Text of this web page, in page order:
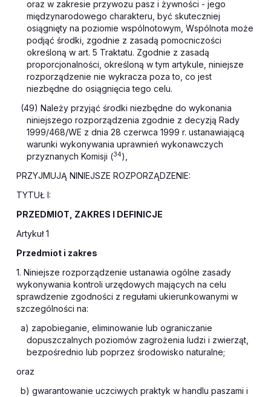
oraz w zakresie przywozu pasz i żywności - jego
międzynarodowego charakteru, być skuteczniej
osiągnięty na poziomie wspólnotowym, Wspólnota może
podjąć środki, zgodnie z zasadą pomocniczości
określoną w art. 5 Traktatu. Zgodnie z zasadą
proporcjonalności, określoną w tym artykule, niniejsze
rozporządzenie nie wykracza poza to, co jest
niezbędne do osiągnięcia tego celu.
(49) Należy przyjąć środki niezbędne do wykonania
niniejszego rozporządzenia zgodnie z decyzją Rady
1999/468/WE z dnia 28 czerwca 1999 r. ustanawiającą
warunki wykonywania uprawnień wykonawczych
przyznanych Komisji (34),
PRZYJMUJĄ NINIEJSZE ROZPORZĄDZENIE:
TYTUŁ I:
PRZEDMIOT, ZAKRES I DEFINICJE
Artykuł 1
Przedmiot i zakres
1. Niniejsze rozporządzenie ustanawia ogólne zasady
wykonywania kontroli urzędowych mających na celu
sprawdzenie zgodności z regułami ukierunkowanymi w
szczególności na:
a) zapobieganie, eliminowanie lub ograniczanie
dopuszczalnych poziomów zagrożenia ludzi i zwierząt,
bezpośrednio lub poprzez środowisko naturalne;
oraz
b) gwarantowanie uczciwych praktyk w handlu paszami i